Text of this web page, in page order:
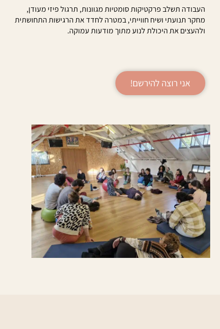
העבודה תשלב פרקטיקות סומטיות מגוונות, תרגול פיזי מעודן,
מחקר תנועתי ושיח חווייתי, במטרה לחדד את הרגישות התחושתית
ולהעצים את היכולת לנוע מתוך מודעות עמוקה.
אני רוצה להירשם!